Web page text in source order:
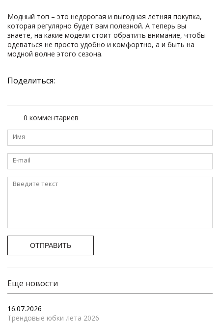
Модный топ – это недорогая и выгодная летняя покупка,
которая регулярно будет вам полезной. А теперь вы
знаете, на какие модели стоит обратить внимание, чтобы
одеваться не просто удобно и комфортно, а и быть на
модной волне этого сезона.
Поделиться:
0 комментариев
ОТПРАВИТЬ
Еще новости
16.07.2026
Трендовые юбки лета 2026